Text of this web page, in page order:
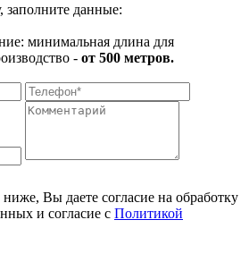
заполните данные:
минимальная длина для
- от 500 метров.
Вы даете согласие на обработку
и согласие с Политикой